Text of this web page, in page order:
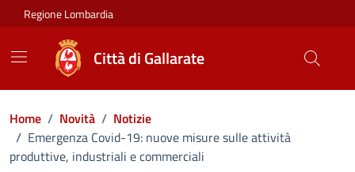
Vai ai contenuti
Vai al footer
Regione Lombardia
Città di Gallarate
Home / Novità / Notizie
/ Emergenza Covid-19: nuove misure sulle attività
produttive, industriali e commerciali